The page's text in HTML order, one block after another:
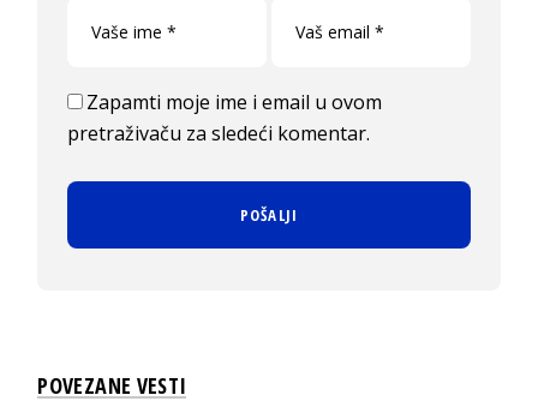
Zapamti moje ime i email u ovom
pretraživaču za sledeći komentar.
POVEZANE VESTI